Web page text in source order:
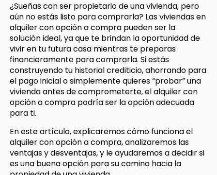
¿Sueñas con ser propietario de una vivienda, pero
aún no estás listo para comprarla? Las viviendas en
alquiler con opción a compra pueden ser la
solución ideal, ya que te brindan la oportunidad de
vivir en tu futura casa mientras te preparas
financieramente para comprarla. Si estás
construyendo tu historial crediticio, ahorrando para
el pago inicial o simplemente quieres “probar” una
vivienda antes de comprometerte, el alquiler con
opción a compra podría ser la opción adecuada
para ti.
En este artículo, explicaremos cómo funciona el
alquiler con opción a compra, analizaremos las
ventajas y desventajas, y le ayudaremos a decidir si
es una buena opción para su camino hacia la